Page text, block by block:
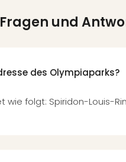
und
des Olympiaparks?
wie folgt: Spiridon-Louis-